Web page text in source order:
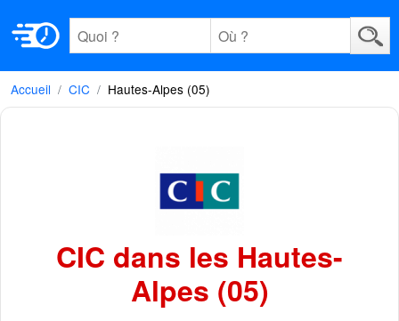
Accueil CIC Hautes-Alpes (05)
CIC dans les Hautes-
Alpes (05)